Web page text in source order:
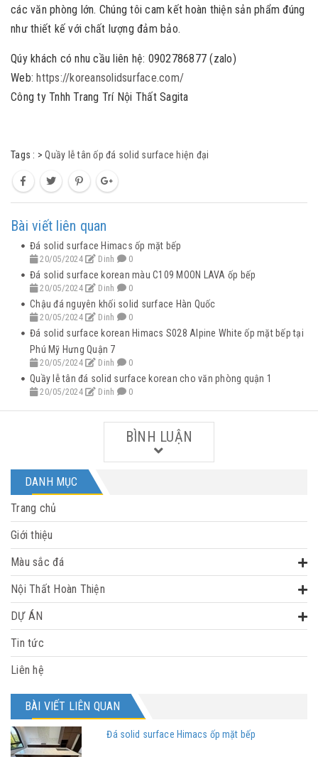
các văn phòng lớn. Chúng tôi cam kết hoàn thiện sản phẩm đúng
như thiết kế với chất lượng đảm bảo.
Qúy khách có nhu cầu liên hệ: 0902786877 (zalo)
Web:https://koreansolidsurface.com/
Công ty Tnhh Trang Trí Nội Thất Sagita
Tags : >Quầy lễ tân ốp đá solid surface hiện đại
Bài viết liên quan
Đá solid surface Himacs ốp mặt bếp
20/05/2024 Dinh 0
Đá solid surface korean màu C109 MOON LAVA ốp bếp
20/05/2024 Dinh 0
Chậu đá nguyên khối solid surface Hàn Quốc
20/05/2024 Dinh 0
Đá solid surface korean Himacs S028 Alpine White ốp mặt bếp tại
Phú Mỹ Hưng Quận 7
20/05/2024 Dinh 0
Quầy lễ tân đá solid surface korean cho văn phòng quận 1
20/05/2024 Dinh 0
BÌNH LUẬN
DANH MỤC
Trang chủ
Giới thiệu
Màu sắc đá
Nội Thất Hoàn Thiện
DỰ ÁN
Tin tức
Liên hệ
BÀI VIẾT LIÊN QUAN
Đá solid surface Himacs ốp mặt bếp